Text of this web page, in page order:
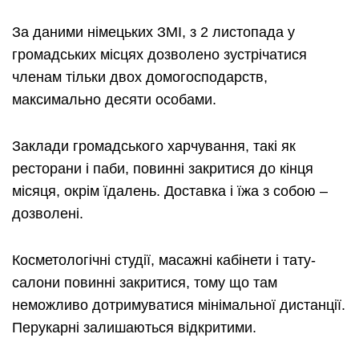
За даними німецьких ЗМІ, з 2 листопада у
громадських місцях дозволено зустрічатися
членам тільки двох домогосподарств,
максимально десяти особами.
Заклади громадського харчування, такі як
ресторани і паби, повинні закритися до кінця
місяця, окрім їдалень. Доставка і їжа з собою –
дозволені.
Косметологічні студії, масажні кабінети і тату-
салони повинні закритися, тому що там
неможливо дотримуватися мінімальної дистанції.
Перукарні залишаються відкритими.